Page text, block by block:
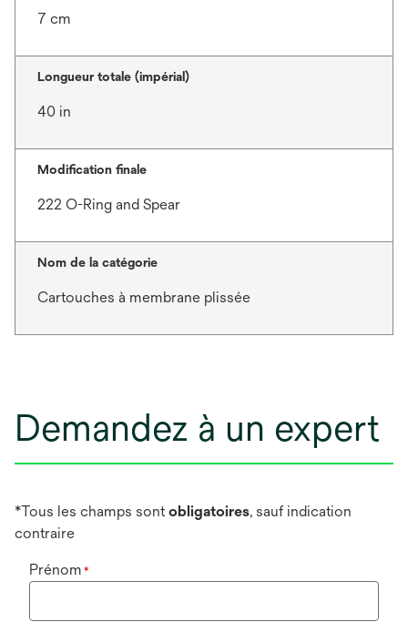
7 cm
Longueur totale (impérial)
40 in
Modification finale
222 O-Ring and Spear
Nom de la catégorie
Cartouches à membrane plissée
Demandez à un expert
*Tous les champs sontobligatoires, sauf indication
contraire
Prénom *